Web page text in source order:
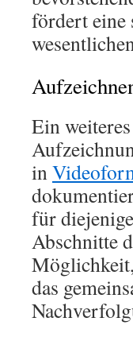
fördert eine
Ein
in
für
Abschnitte
das